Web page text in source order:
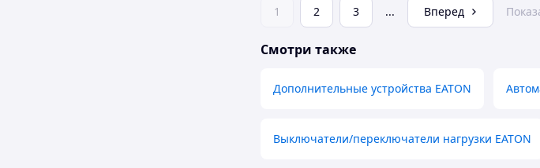
1 2 3 ... Вперед
Смотри также
Дополнительные устройства EATON
Выключатели/переключатели нагрузки EATON